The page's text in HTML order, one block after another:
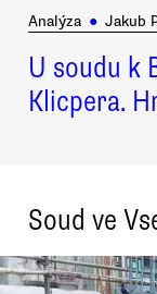
Analýza ● Jakub
U soudu k
Klicpera.
Soud ve